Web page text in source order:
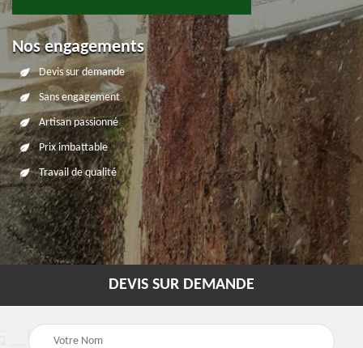
Nos engagements
Devis sur demande
Sans engagement
Artisan passionné
Prix imbattable
Travail de qualité
DEVIS SUR DEMANDE